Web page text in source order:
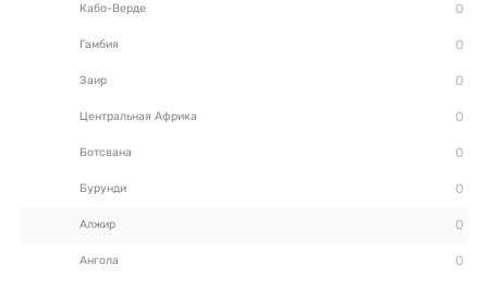
Кабо-Верде
Гамбия
Заир
Центральная Африка
Ботсвана
Бурунди
Алжир
Ангола